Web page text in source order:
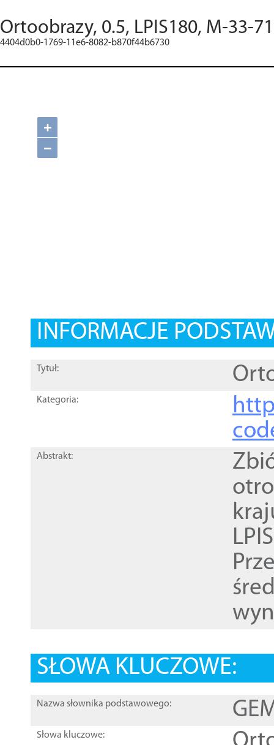
Ortoobrazy, 0.5, LPIS180, M-33-
4404d0b0-1769-11e6-8082-b870f44b6730
+
−
INFORMACJE
Tytuł:
Kategoria:
Abstrakt:
SŁOWA KLUCZOWE:
Nazwa słownika podstawowego:
Słowa kluczowe: